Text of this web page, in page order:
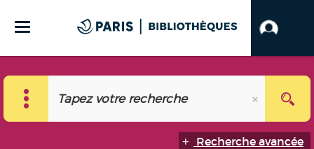
Recherche avancée